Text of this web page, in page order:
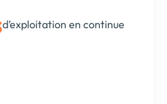
d’exploitation en continue